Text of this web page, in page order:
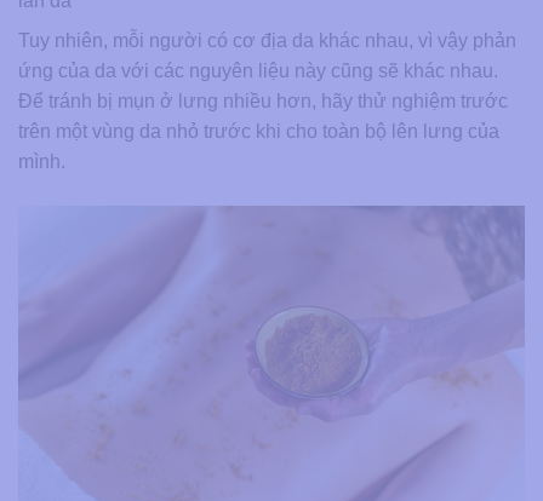
Tuy nhiên, mỗi người có cơ địa da khác nhau, vì vậy phản
ứng của da với các nguyên liệu này cũng sẽ khác nhau.
Để tránh bị mụn ở lưng nhiều hơn, hãy thử nghiệm trước
trên một vùng da nhỏ trước khi cho toàn bộ lên lưng của
mình.